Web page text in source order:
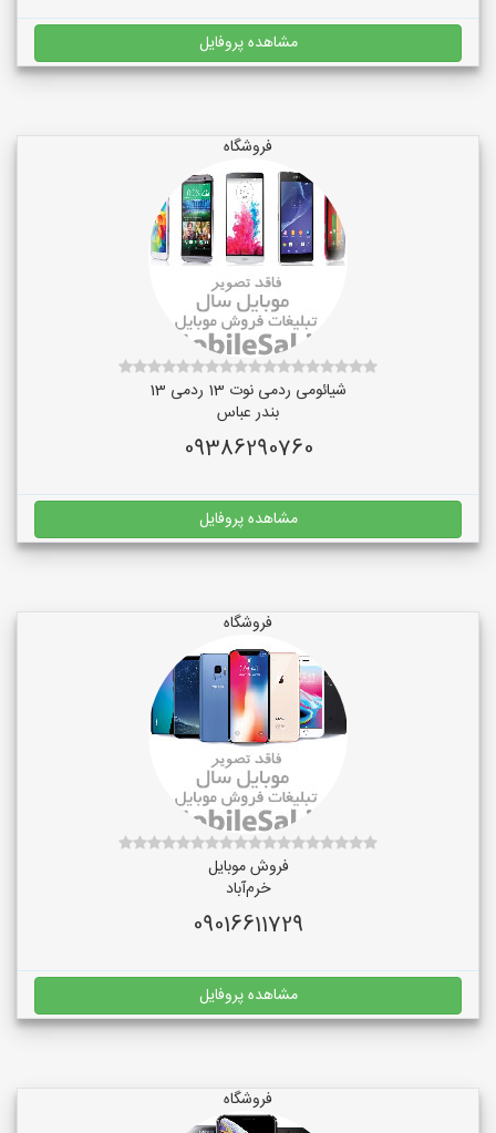
مشاهده پروفایل
فروشگاه
شیائومی ردمی نوت 13 ردمی 13
بندر عباس
09386290760
مشاهده پروفایل
فروشگاه
فروش موبایل
خرم‌آباد
09016611729
مشاهده پروفایل
فروشگاه